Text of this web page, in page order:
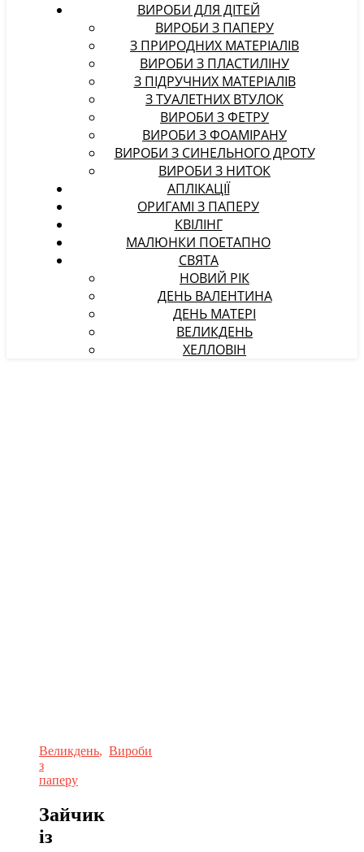
ВИРОБИ ДЛЯ ДІТЕЙ
ВИРОБИ З ПАПЕРУ
З ПРИРОДНИХ МАТЕРІАЛІВ
ВИРОБИ З ПЛАСТИЛІНУ
З ПІДРУЧНИХ МАТЕРІАЛІВ
З ТУАЛЕТНИХ ВТУЛОК
ВИРОБИ З ФЕТРУ
ВИРОБИ З ФОАМІРАНУ
ВИРОБИ З СИНЕЛЬНОГО ДРОТУ
ВИРОБИ З НИТОК
АПЛІКАЦІЇ
ОРИГАМІ З ПАПЕРУ
КВІЛІНГ
МАЛЮНКИ ПОЕТАПНО
СВЯТА
НОВИЙ РІК
ДЕНЬ ВАЛЕНТИНА
ДЕНЬ МАТЕРІ
ВЕЛИКДЕНЬ
ХЕЛЛОВІН
Великдень, Вироби
з
паперу
Зайчик
із